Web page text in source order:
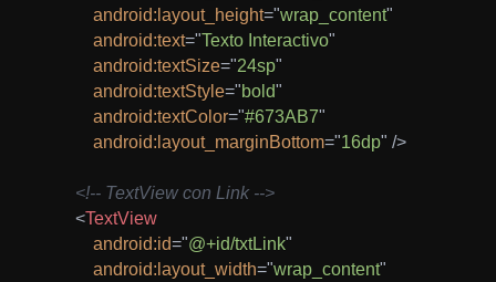
android: layout_height="wrap_content"
android:text="Texto Interactivo"
android:textSize="24sp"
android:textStyle="bold"
android:textColor="#673AB7"
android: layout_marginBottom="16dp" />
<!-- TextView con Link -->
<TextView
android:id="@+id/txtLink"
android: layout_width="wrap_content"